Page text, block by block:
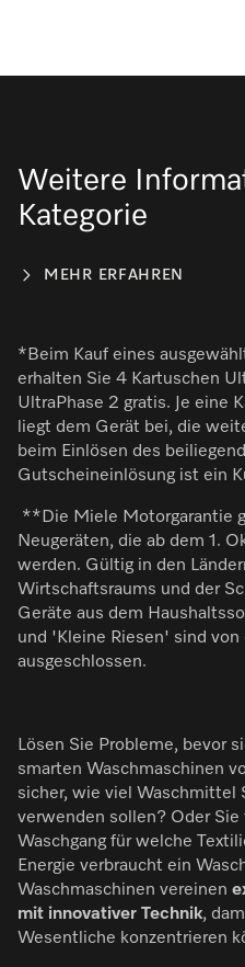
Weitere
Kategorie
MEHR ERFAHREN
*Beim Kauf eines
erhalten Sie 4 Kartuschen
UltraPhase 2 gratis. Je eine
liegt dem Gerät bei, die
beim Einlösen des
Gutscheineinlösung ist ein
**Die Miele Motorgarantie
Neugeräten, die ab dem 1.
werden. Gültig in den
Wirtschaftsraums und der
Geräte aus dem
und 'Kleine Riesen' sind von
ausgeschlossen.
Lösen Sie Probleme, bevor
smarten Waschmaschinen
sicher, wie viel Waschmittel
verwenden sollen? Oder Sie
Waschgang für welche
Energie verbraucht ein
Waschmaschinen vereinen
mit innovativer Technik,
Wesentliche konzentrieren